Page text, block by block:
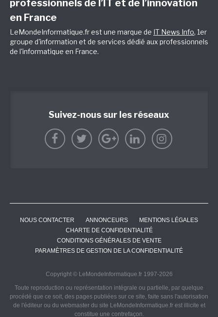
professionnels de l’IT et de l’innovation
en France
LeMondeInformatique.fr est une marque de IT News Info, 1er
groupe d'information et de services dédié aux professionnels
de l'informatique en France.
Suivez-nous sur les réseaux
NOUS CONTACTER ANNONCEURS
MENTIONS LÉGALES
CHARTE DE CONFIDENTIALITÉ
CONDITIONS GÉNÉRALES DE VENTE
PARAMÈTRES DE GESTION DE LA CONFIDENTIALITÉ
Copyright © LeMondeInformatique.fr 1997-2026
Toute reproduction ou représentation intégrale ou partielle, par quelque
procédé que ce soit, des pages publiées sur ce site, faite sans l'autorisation
de l'éditeur ou du webmaster du site LeMondeInformatique.fr est illicite et
constitue une contrefaçon.